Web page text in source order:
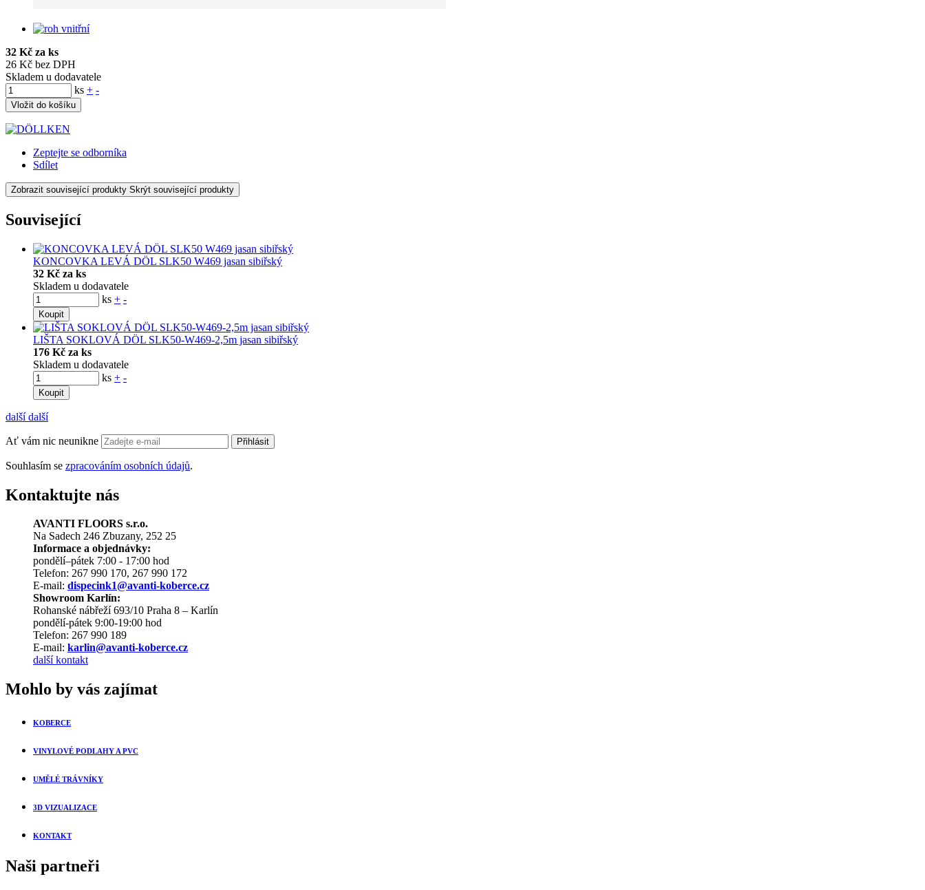
32 Kč za ks
26 Kč bez DPH
Skladem u dodavatele
ks + -
Vložit do košíku
Zeptejte se odborníka
Sdílet
Zobrazit související produkty Skrýt související produkty
Související
KONCOVKA LEVÁ DÖL SLK50 W469 jasan sibiřský
32 Kč za ks
Skladem u dodavatele
ks + -
Koupit
LIŠTA SOKLOVÁ DÖL SLK50-W469-2,5m jasan sibiřský
176 Kč za ks
Skladem u dodavatele
ks + -
Koupit
další další
Ať vám nic neunikne Přihlásit
Souhlasím se zpracováním osobních údajů.
Kontaktujte nás
AVANTI FLOORS s.r.o.
Na Sadech 246 Zbuzany, 252 25
Informace a objednávky:
pondělí–pátek 7:00 - 17:00 hod
Telefon: 267 990 170, 267 990 172
E-mail: dispecink1@avanti-koberce.cz
Showroom Karlín:
Rohanské nábřeží 693/10 Praha 8 – Karlín
pondělí-pátek 9:00-19:00 hod
Telefon: 267 990 189
E-mail: karlin@avanti-koberce.cz
další kontakt
Mohlo by vás zajímat
KOBERCE
VINYLOVÉ PODLAHY A PVC
UMĚLÉ TRÁVNÍKY
3D VIZUALIZACE
KONTAKT
Naši partneři